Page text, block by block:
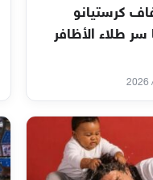
كرستيانو
سر طلاء الأظافر